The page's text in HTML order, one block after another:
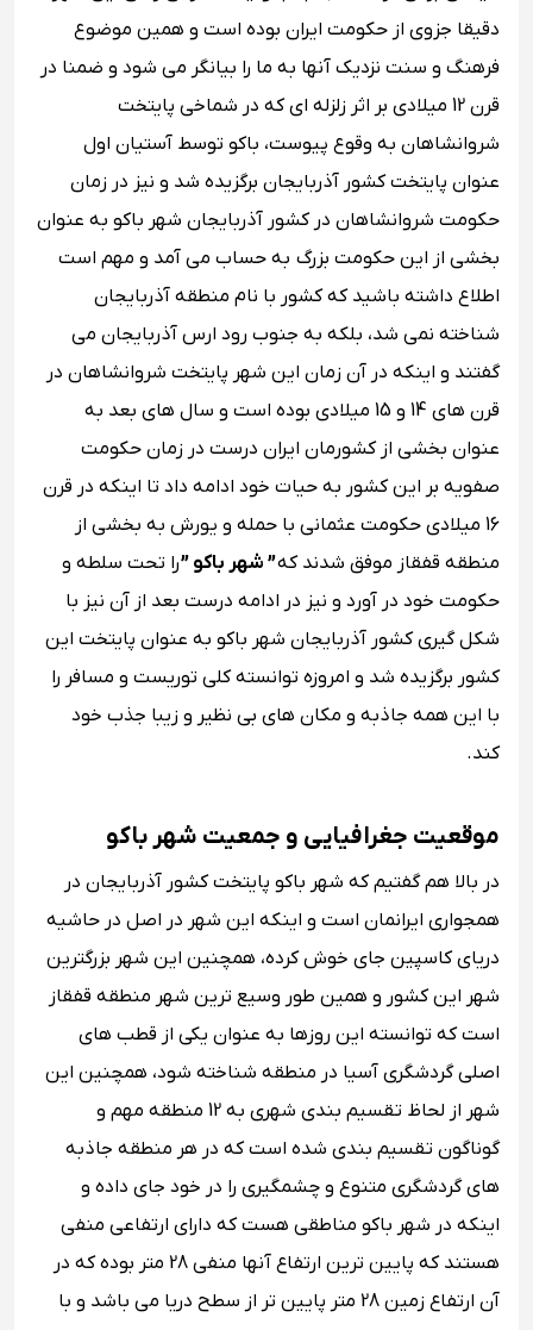
دقیقا جزوی از حکومت ایران بوده است و همین موضوع
فرهنگ و سنت نزدیک آنها به ما را بیانگر می شود و ضمنا در
قرن 12 میلادی بر اثر زلزله ای که در شماخی پایتخت
شروانشاهان به وقوع پیوست، باکو توسط آستیان اول
عنوان پایتخت کشور آذربایجان برگزیده شد و نیز در زمان
حکومت شروانشاهان در کشور آذربایجان شهر باکو به عنوان
بخشی از این حکومت بزرگ به حساب می آمد و مهم است
اطلاع داشته باشید که کشور با نام منطقه آذربایجان
شناخته نمی شد، بلکه به جنوب رود ارس آذربایجان می
گفتند و اینکه در آن زمان این شهر پایتخت شروانشاهان در
قرن های 14 و 15 میلادی بوده است و سال های بعد به
عنوان بخشی از کشورمان ایران درست در زمان حکومت
صفویه بر این کشور به حیات خود ادامه داد تا اینکه در قرن
16 میلادی حکومت عثمانی با حمله و یورش به بخشی از
منطقه قفقاز موفق شدند که” شهر باکو ”را تحت سلطه و
حکومت خود در آورد و نیز در ادامه درست بعد از آن نیز با
شکل گیری کشور آذربایجان شهر باکو به عنوان پایتخت این
کشور برگزیده شد و امروزه توانسته کلی توریست و مسافر را
با این همه جاذبه و مکان های بی نظیر و زیبا جذب خود
کند.
موقعیت جغرافیایی و جمعیت شهر باکو
در بالا هم گفتیم که شهر باکو پایتخت کشور آذربایجان در
همجواری ایرانمان است و اینکه این شهر در اصل در حاشیه
دریای کاسپین جای خوش کرده، همچنین این شهر بزرگترین
شهر این کشور و همین طور وسیع ترین شهر منطقه قفقاز
است که توانسته این روزها به عنوان یکی از قطب های
اصلی گردشگری آسیا در منطقه شناخته شود، همچنین این
شهر از لحاظ تقسیم بندی شهری به 12 منطقه مهم و
گوناگون تقسیم بندی شده است که در هر منطقه جاذبه
های گردشگری متنوع و چشمگیری را در خود جای داده و
اینکه در شهر باکو مناطقی هست که دارای ارتفاعی منفی
هستند که پایین‌ ترین ارتفاع آنها منفی 28 متر بوده که در
آن ارتفاع زمین 28 متر پایین تر از سطح دریا می باشد و با